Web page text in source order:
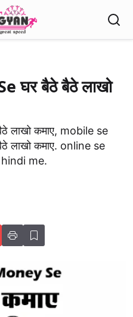
घर बैठे बैठे लाखो
लाखो कमाए, mobile se
लाखो कमाए. online se
me.